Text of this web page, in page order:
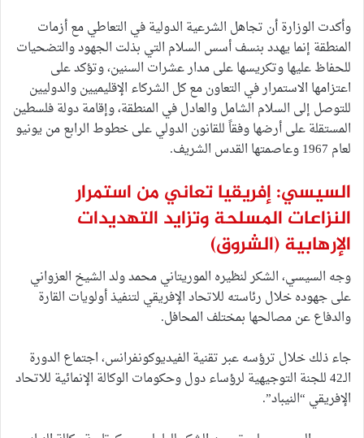
وأكدت الوزارة أن تجاهل الشرعية الدولية في التعاطي مع أزمات
المنطقة إنما يهدد بنسف أسس السلام التي بذلت الجهود والتضحيات
للحفاظ عليها وتكريسها على مدار عشرات السنين، وتؤكد على
اعتزامها الاستمرار في التعاون مع كل الشركاء الإقليميين والدوليين
للتوصل إلى السلام الشامل والعادل في المنطقة، وإقامة دولة فلسطين
المستقلة على أرضها وفقاً للقانون الدولي على خطوط الرابع من يونيو
لعام 1967 وعاصمتها القدس الشريف.
السيسي: إفريقيا تعاني من استمرار
النزاعات المسلحة وتزايد التهديدات
الإرهابية(الشروق)
وجه السيسي، الشكر لنظيره الموريتاني محمد ولد الشيخ العزواني
على جهوده خلال رئاسته للاتحاد الإفريقي لتنفيذ أولويات القارة
والدفاع عن مصالحها بمختلف المحافل.
جاء ذلك خلال ترؤسه عبر تقنية الفيديوكونفرانس، اجتماع الدورة
الـ42 للجنة التوجيهية لرؤساء دول وحكومات الوكالة الإنمائية للاتحاد
الإفريقي “النيباد”.